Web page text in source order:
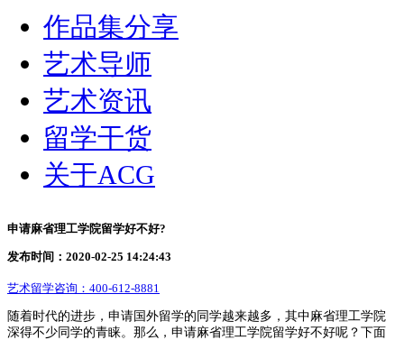
作品集分享
艺术导师
艺术资讯
留学干货
关于ACG
申请麻省理工学院留学好不好?
发布时间：2020-02-25 14:24:43
艺术留学咨询： 400-612-8881
随着时代的进步，申请国外留学的同学越来越多，其中麻省理工学院
深得不少同学的青睐。那么，申请麻省理工学院留学好不好呢？下面